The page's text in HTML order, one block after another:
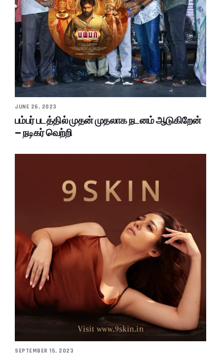
JUNE 26, 2023
பம்பர் படத்தில் முதன் முதலாக நடனம் ஆடுகிறேன்
– நடிகர் வெற்றி
SEPTEMBER 15, 2023